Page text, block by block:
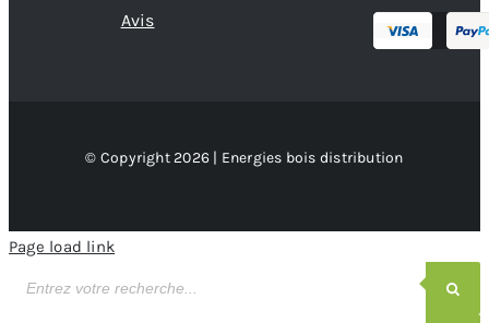
Avis
© Copyright 2026 | Energies bois distribution
Page load link
de